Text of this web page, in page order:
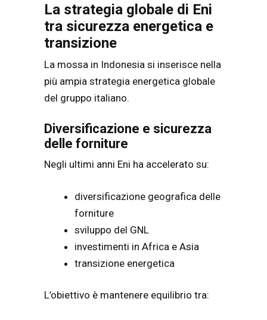
La strategia globale di Eni
tra sicurezza energetica e
transizione
La mossa in Indonesia si inserisce nella
più ampia strategia energetica globale
del gruppo italiano.
Diversificazione e sicurezza
delle forniture
Negli ultimi anni Eni ha accelerato su:
diversificazione geografica delle
forniture
sviluppo del GNL
investimenti in Africa e Asia
transizione energetica
L’obiettivo è mantenere equilibrio tra: